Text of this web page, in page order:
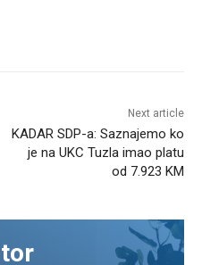
Next article
KADAR SDP-a: Saznajemo ko
je na UKC Tuzla imao platu
od 7.923 KM